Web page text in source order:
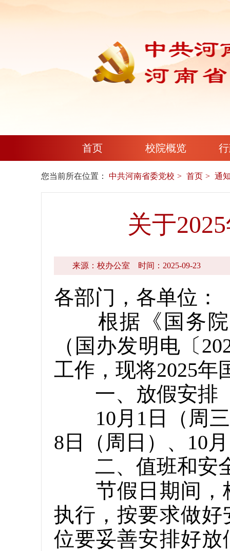
首页 校院概览
您当前所在位置： 中共河南省委党校 首页 通
关于
来源：校办公室 时间：2025-09-23
各部门，各单位：
根据《国务院
（国办发明电〔
工作，现将2025年
一、放假安排
10月1日（周三
8日（周日）、10
二、值班和安
节假日期间，校
执行，按要求做
位要妥善安排好